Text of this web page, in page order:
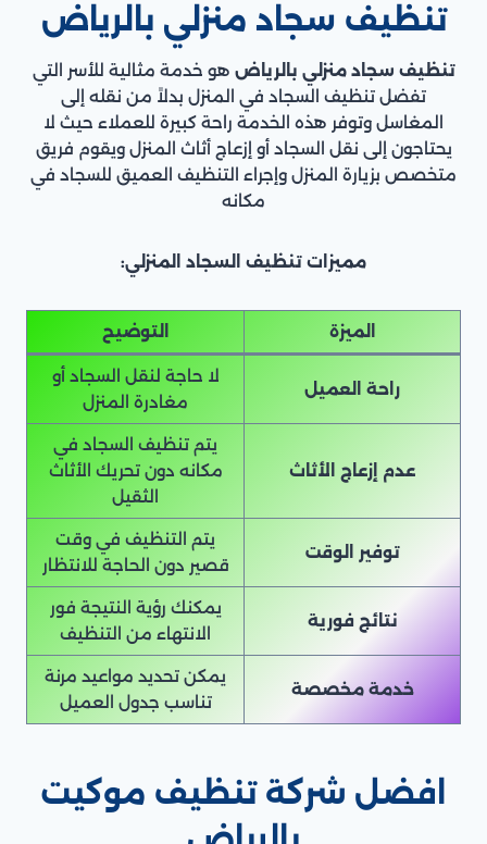
تنظيف سجاد منزلي بالرياض
تنظيف سجاد منزلي بالرياض هو خدمة مثالية للأسر التي
تفضل تنظيف السجاد في المنزل بدلاً من نقله إلى
المغاسل وتوفر هذه الخدمة راحة كبيرة للعملاء حيث لا
يحتاجون إلى نقل السجاد أو إزعاج أثاث المنزل ويقوم فريق
متخصص بزيارة المنزل وإجراء التنظيف العميق للسجاد في
مكانه
مميزات تنظيف السجاد المنزلي:
الميزة التوضيح
راحة العميل
لا حاجة لنقل السجاد أو
مغادرة المنزل
عدم إزعاج الأثاث
يتم تنظيف السجاد في
مكانه دون تحريك الأثاث
الثقيل
توفير الوقت
يتم التنظيف في وقت
قصير دون الحاجة للانتظار
نتائج فورية
يمكنك رؤية النتيجة فور
الانتهاء من التنظيف
خدمة مخصصة
يمكن تحديد مواعيد مرنة
تناسب جدول العميل
افضل شركة تنظيف موكيت